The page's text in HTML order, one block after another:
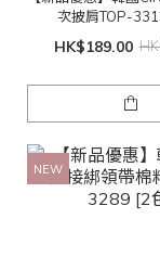
次披肩TOP-
HK$189.00
NEW